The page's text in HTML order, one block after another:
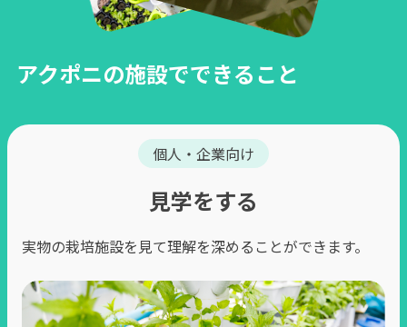
アクポニの施設でできること
個人・企業向け
⾒学をする
実物の栽培施設を⾒て理解を深めることができます。